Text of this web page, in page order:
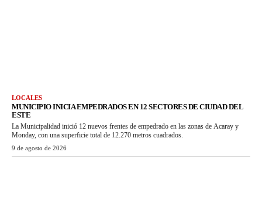
LOCALES
MUNICIPIO INICIA EMPEDRADOS EN 12 SECTORES DE CIUDAD DEL
ESTE
La Municipalidad inició 12 nuevos frentes de empedrado en las zonas de Acaray y
Monday, con una superficie total de 12.270 metros cuadrados.
9 de agosto de 2026